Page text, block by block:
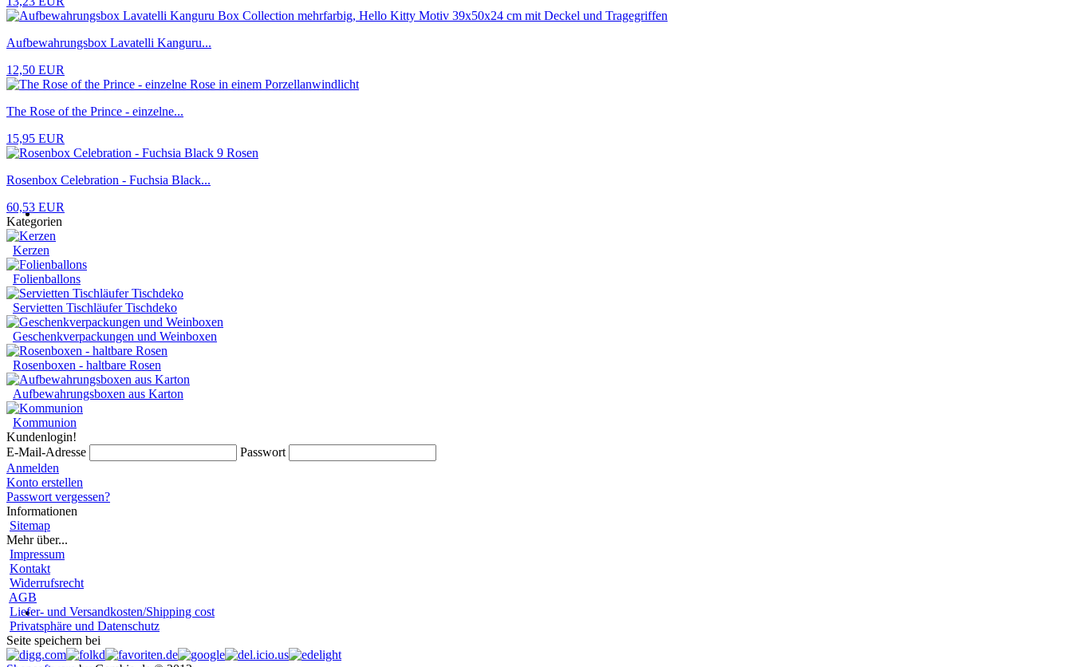
Aufbewahrungsbox Lavatelli Kanguru...
12,50 EUR
The Rose of the Prince - einzelne...
15,95 EUR
Rosenbox Celebration - Fuchsia Black...
60,53 EUR
Kategorien
Kerzen
Folienballons
Servietten Tischläufer Tischdeko
Geschenkverpackungen und Weinboxen
Rosenboxen - haltbare Rosen
Aufbewahrungsboxen aus Karton
Kommunion
Kundenlogin!
E-Mail-Adresse
Passwort
Anmelden
Konto erstellen
Passwort vergessen?
Informationen
Sitemap
Mehr über...
Impressum
Kontakt
Widerrufsrecht
AGB
Liefer- und Versandkosten/Shipping cost
Privatsphäre und Datenschutz
Seite speichern bei